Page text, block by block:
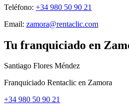
Teléfono: +34 980 50 90 21
Email: zamora@rentaclic.com
Tu franquiciado en
Santiago Flores Méndez
Franquiciado Rentaclic en Zamora
+34 980 50 90 21